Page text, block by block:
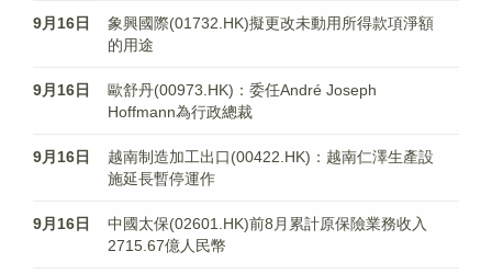
9月16日
象興國際(01732.HK)擬更改未動用所得款項淨額
的用途
9月16日
歐舒丹(00973.HK)：委任André Joseph
Hoffmann為行政總裁
9月16日
越南制造加工出口(00422.HK)：越南仁澤生產設
施延長暫停運作
9月16日
中國太保(02601.HK)前8月累計原保險業務收入
2715.67億人民幣